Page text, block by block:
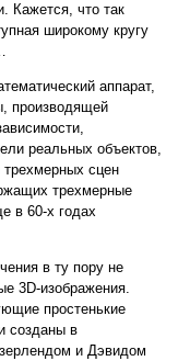
Кажется, что так
широкому кругу
аппарат,
производящей
реальных объектов,
сцен
трехмерные
в 60-х годах
в ту пору не
3D-изображения.
простенькие
созданы в
и Дэвидом